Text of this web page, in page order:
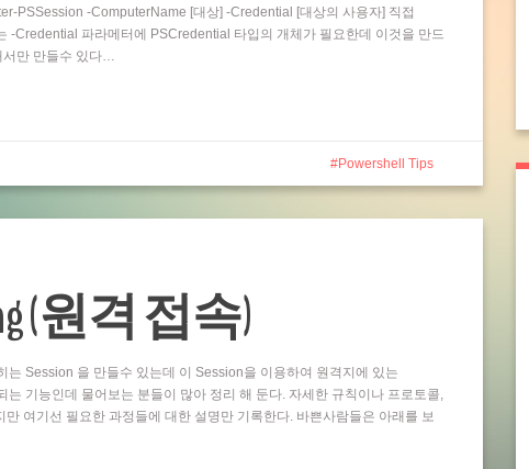
PSSession -ComputerName [대상] -Credential [대상의 사용자] 직접
-Credential 파라메터에 PSCredential 타입의 개체가 필요한데 이것을 만드
서만 만들수 있다…
Powershell Tips
(원격 접속)
Session 을 만들수 있는데 이 Session을 이용하여 원격지에 있는
기능인데 물어보는 분들이 많아 정리 해 둔다. 자세한 규칙이나 프로토콜,
여기선 필요한 과정들에 대한 설명만 기록한다. 바쁜사람들은 아래를 보